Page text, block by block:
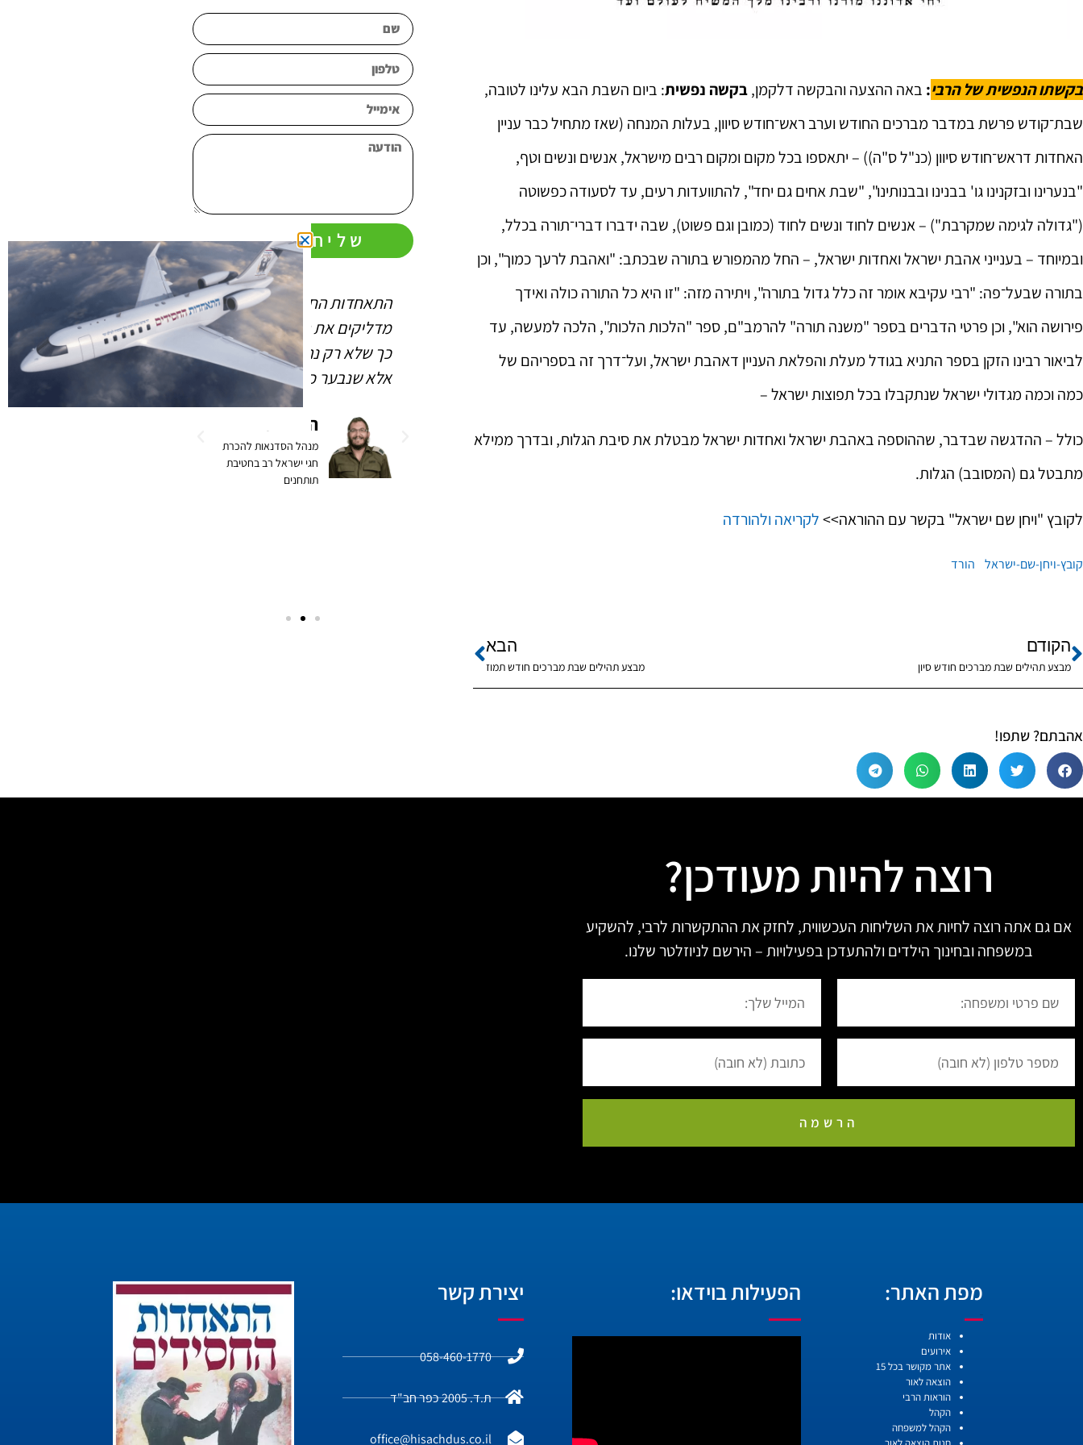
בקשתו הנפשית של הרבי: באה ההצעה והבקשה דלקמן,בקשה נפשית: ביום השבת הבא עלינו לטובה,
שבת־קודש פרשת במדבר מברכים החודש וערב ראש־חודש סיוון, בעלות המנחה (שאז מתחיל כבר עניין
האחדות דראש־חודש סיוון (כנ"ל ס"ה)) – יתאספו בכל מקום ומקום רבים מישראל, אנשים ונשים וטף,
"בנערינו ובזקנינו גו' בבנינו ובבנותינו", "שבת אחים גם יחד", להתוועדות רעים, עד לסעודה כפשוטה
("גדולה לגימה שמקרבת") – אנשים לחוד ונשים לחוד (כמובן וגם פשוט), שבה ידברו דברי־תורה בכלל,
ובמיוחד – בענייני אהבת ישראל ואחדות ישראל, – החל מהמפורש בתורה שבכתב: "ואהבת לרעך כמוך", וכן
בתורה שבעל־פה: "רבי עקיבא אומר זה כלל גדול בתורה", ויתירה מזה: "זו היא כל התורה כולה ואידך
פירושה הוא", וכן פרטי הדברים בספר "משנה תורה" להרמב"ם, ספר "הלכות הלכות", הלכה למעשה, עד
לביאור רבינו הזקן בספר התניא בגודל מעלת והפלאת העניין דאהבת ישראל, ועל־דרך זה בספריהם של
כמה וכמה מגדולי ישראל שנתקבלו בכל תפוצות ישראל –
כולל – ההדגשה שבדבר, שההוספה באהבת ישראל ואחדות ישראל מבטלת את סיבת הגלות, ובדרך ממילא
מתבטל גם (המסובב) הגלות.
לקובץ "ויחן שם ישראל" בקשר עם ההוראה>>לקריאה ולהורדה
קובץ-ויחן-שם-ישראל הורד
הקודם
מבצע תהילים שבת מברכים חודש סיון
הבא
מבצע תהילים שבת מברכים חודש תמוז
אהבתם? שתפו!
שליחה
החיות שהתאחדות החסידים
מלבה בי ובחברים שלי (כפי
שרואים במוחש) מאירה את
החיים החסידיים במשפחה
ובשליחות
שליח הרבי שליט"א
התאחדות החסידים מעניקה
לנו את הכח הפורה לפעילות
גם בשביל עצמנו וגם להכנת
קירשנזפט
התאחדות החסידים
מדליקים את האש, שתבער
כך שלא רק נהיה חסידים -
אלא שנבער כמו חסידים!
הרב יוסי פרבר
מנהל הסדנאות להכרת
חגי ישראל רב בחטיבת
תותחנים
החיות שהתאחדות החסידים
מלבה בי ובחברים שלי (כפי
שרואים במוחש) מאירה את
ההתקשרות לרבי ואת כל
החיים החסידיים במשפחה
רוצה להיות מעודכן?
אם גם אתה רוצה לחיות את השליחות העכשווית, לחזק את ההתקשרות לרבי, להשקיע
במשפחה ובחינוך הילדים ולהתעדכן בפעילויות – הירשם לניוזלטר שלנו.
הרשמה
מפת האתר:
אודות
אירועים
אתר מקושר בכל 15
הוצאה לאור
הוראות הרבי
הקהל
הקהל למשפחה
הפעילות בוידאו: יצירת קשר
058-460-1770
ת.ד. 2005 כפר חב"ד
office@hisachdus.co.il